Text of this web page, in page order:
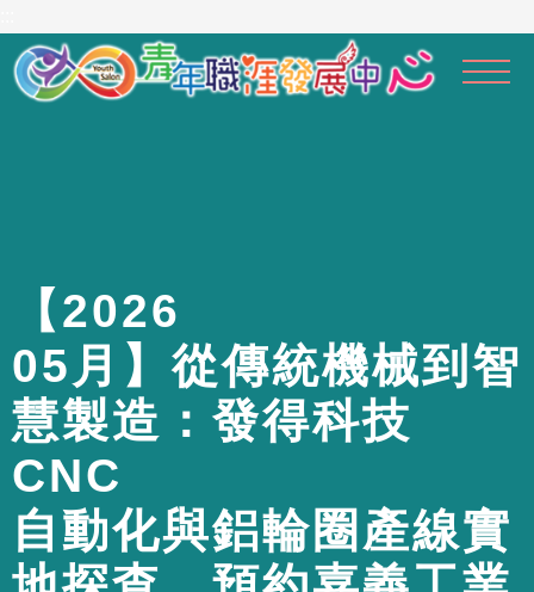
主
要
【 2026
05 月 】從傳統機械到 智
慧製造 ： 發得科技
CNC
自動化與鋁輪圈 產線實